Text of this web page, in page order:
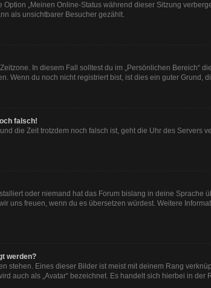
„Meinen Online-Status während dieser Sitzung
als unsichtbarer Besucher gezählt.
In diesem Fall solltest du im „Persönlichen Bereich“
Wenn du noch nicht registriert bist, ist dies ein guter Grund,
falsch!
die Zeit trotzdem noch falsch ist, geht die Uhr des Servers
oder niemand hat das Forum bislang in deine Sprache
uns freuen, wenn du es übersetzen würdest. Weitere
werden?
stehen. Eines dieser Bilder ist meist mit deinem Rang
auch als „Avatar“ bezeichnet. Es handelt sich hierbei in